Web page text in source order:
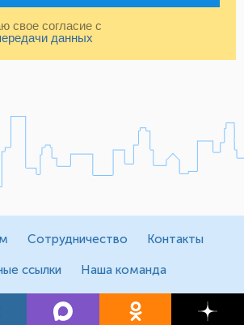
свое согласие с
данных
Сотрудничество Контакты
ссылки Наша команда